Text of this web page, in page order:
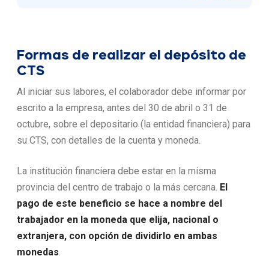
Formas de realizar el depósito de
CTS
Al iniciar sus labores, el colaborador debe informar por
escrito a la empresa, antes del 30 de abril o 31 de
octubre, sobre el depositario (la entidad financiera) para
su CTS, con detalles de la cuenta y moneda.
La institución financiera debe estar en la misma
provincia del centro de trabajo o la más cercana. El
pago de este beneficio se hace a nombre del
trabajador en la moneda que elija, nacional o
extranjera, con opción de dividirlo en ambas
monedas